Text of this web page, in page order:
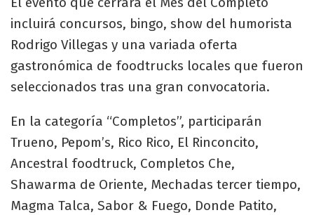
incluirá concursos, bingo, show del humorista
Rodrigo Villegas y una variada oferta
gastronómica de foodtrucks locales que fueron
seleccionados tras una gran convocatoria.
En la categoría “Completos”, participarán
Trueno, Pepom’s, Rico Rico, El Rinconcito,
Ancestral foodtruck, Completos Che,
Shawarma de Oriente, Mechadas tercer tiempo,
Magma Talca, Sabor & Fuego, Donde Patito,